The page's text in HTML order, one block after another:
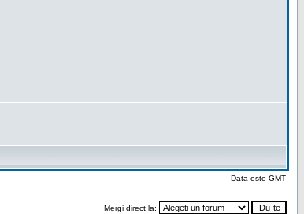
Data este GMT
Mergi direct la: